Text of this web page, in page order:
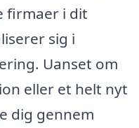
firmaer i dit
sig i
Uanset om
eller et helt nyt
dig gennem